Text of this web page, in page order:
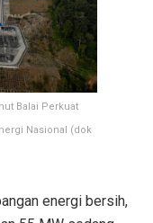
Balai Perkuat
Nasional (dok
energi bersih,